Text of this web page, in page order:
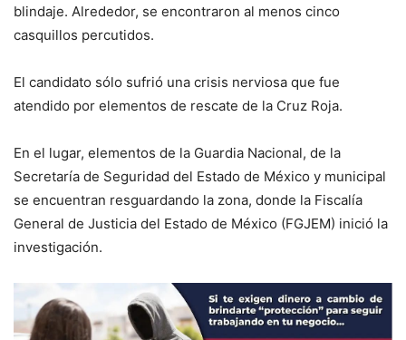
blindaje. Alrededor, se encontraron al menos cinco
casquillos percutidos.
El candidato sólo sufrió una crisis nerviosa que fue
atendido por elementos de rescate de la Cruz Roja.
En el lugar, elementos de la Guardia Nacional, de la
Secretaría de Seguridad del Estado de México y municipal
se encuentran resguardando la zona, donde la Fiscalía
General de Justicia del Estado de México (FGJEM) inició la
investigación.